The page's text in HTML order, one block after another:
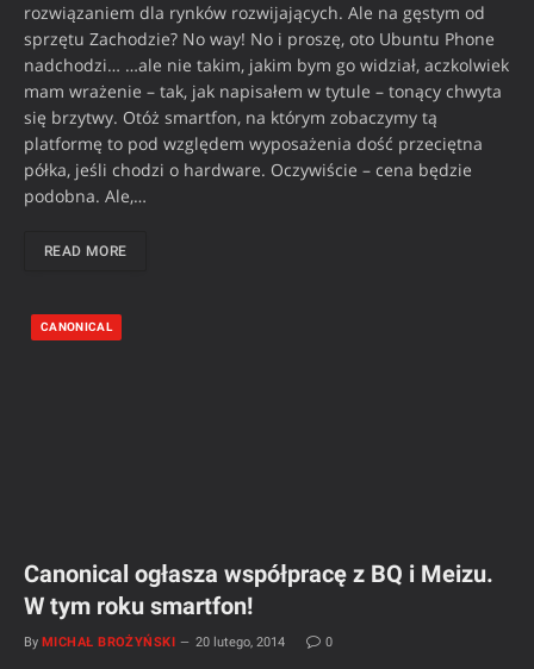
rozwiązaniem dla rynków rozwijających. Ale na gęstym od
sprzętu Zachodzie? No way! No i proszę, oto Ubuntu Phone
nadchodzi… …ale nie takim, jakim bym go widział, aczkolwiek
mam wrażenie – tak, jak napisałem w tytule – tonący chwyta
się brzytwy. Otóż smartfon, na którym zobaczymy tą
platformę to pod względem wyposażenia dość przeciętna
półka, jeśli chodzi o hardware. Oczywiście – cena będzie
podobna. Ale,…
READ MORE
CANONICAL
Canonical ogłasza współpracę z BQ i Meizu.
W tym roku smartfon!
By MICHAŁ BROŻYŃSKI 20 lutego, 2014 0